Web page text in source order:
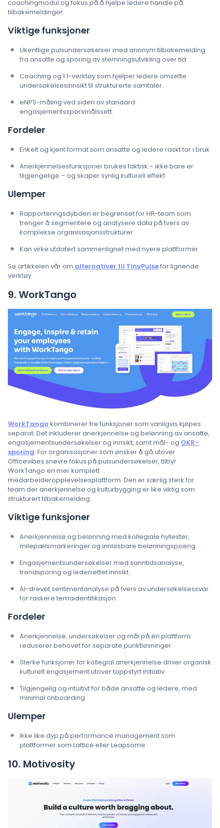
coachingmodul og fokus på å hjelpe ledere handle på
tilbakemeldinger.
Viktige funksjoner
Ukentlige pulsundersøkelser med anonym tilbakemelding
fra ansatte og sporing av stemningsutvikling over tid.
Coaching og 1:1-verktøy som hjelper ledere omsette
undersøkelsesinnsikt til strukturerte samtaler.
eNPS-måling ved siden av standard
engasjementsspørsmålssett.
Fordeler
Enkelt og kjent format som ansatte og ledere raskt tar i bruk
Anerkjennelsesfunksjoner brukes faktisk – ikke bare er
tilgjengelige – og skaper synlig kulturell effekt
Ulemper
Rapporteringsdybden er begrenset for HR-team som
trenger å segmentere og analysere data på tvers av
komplekse organisasjonsstrukturer
Kan virke utdatert sammenlignet med nyere plattformer
Se artikkelen vår om alternativer til TinyPulsefor lignende
verktøy.
9. WorkTango
WorkTango kombinerer tre funksjoner som vanligvis kjøpes
separat. Det inkluderer anerkjennelse og belønning av ansatte,
engasjementsundersøkelser og innsikt, samt mål- og OKR-
sporing. For organisasjoner som ønsker å gå utover
Officevibes snevre fokus på pulsundersøkelser, tilbyr
WorkTango en mer komplett
medarbeideropplevelsesplattform. Den er særlig sterk for
team der anerkjennelse og kulturbygging er like viktig som
strukturert tilbakemelding.
Viktige funksjoner
Anerkjennelse og belønning med kollegiale hyllester,
milepælsmarkeringer og innløsbare belønningspoeng.
Engasjementsundersøkelser med sanntidsanalyse,
trendsporing og lederrettet innsikt.
AI-drevet sentimentanalyse på tvers av undersøkelsessvar
for raskere temaidentifikasjon.
Fordeler
Anerkjennelse, undersøkelser og mål på én plattform
reduserer behovet for separate punktløsninger
Sterke funksjoner for kollegial anerkjennelse driver organisk
kulturelt engasjement utover toppstyrt initiativ
Tilgjengelig og intuitivt for både ansatte og ledere, med
minimal onboarding
Ulemper
Ikke like dyp på performance management som
plattformer som Lattice eller Leapsome
10. Motivosity